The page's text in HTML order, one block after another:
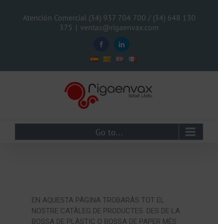
Atención Comercial (34) 937 704 700 / (34) 648 130
375 | ventas@rigaenvax.com
Go to...
EN AQUESTA PÀGINA TROBARÀS TOT EL
NOSTRE CATÀLEG DE PRODUCTES. DES DE LA
BOSSA DE PLÀSTIC O BOSSA DE PAPER MÉS